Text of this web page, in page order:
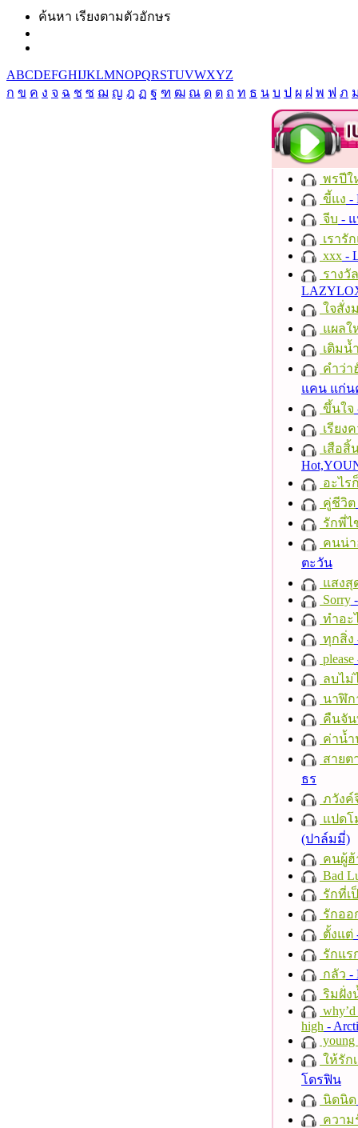
ค้นหา เรียงตามตัวอักษร
ABCDEFGHIJKLMNOPQRSTUVWXYZ
ก ข ค ง จ ฉ ช ซ ฌ ญ ฎ ฏ ฐ ฑ ฒ ณ ด ต ถ ท ธ น บ ป ผ ฝ พ ฟ ภ
พรปีใ
ขี้แง -
จีบ -
เรารั
xxx -
รางวั
ใจสั่ง
แผลใ
เติมน้
คำว่า
แคน แก่
ขึ้นใจ
เรียง
เสือสิ้
อะไร
คู่ชีวิต
รักพี่ไ
คนน่
ตะวัน
แสงสุ
Sorry
ทำอะ
ทุกสิ่ง
please
ลบไม่
นาฬิก
คืนจั
ค่าน้
สายต
ธร
ภวังค์
แปดโ
(ปาล์มมี่)
คนผู้ฮ้
Bad
รักที่เ
รักออ
ตั้งแต่
รักแร
กลัว -
ริมฝั่ง
high -
young
ให้รัก
โดรฟิน
นิดนิด
ความ